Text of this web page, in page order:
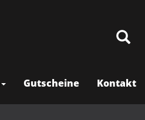
Gutscheine Kontakt